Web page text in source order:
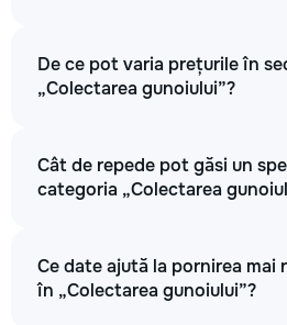
De ce pot varia prețurile în
„Colectarea gunoiului”?
Cât de repede pot găsi un
categoria „Colectarea
Ce date ajută la pornirea mai
în „Colectarea gunoiului”?